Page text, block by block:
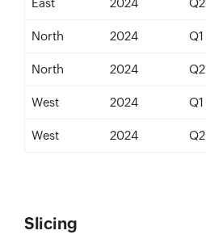
East 2024 Q2
North 2024 Q1
North 2024 Q2
West 2024 Q1
West 2024 Q2
Slicing